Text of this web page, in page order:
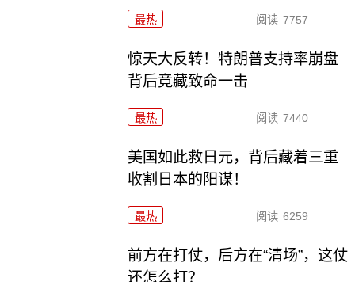
最热 阅读 7757
惊天大反转！特朗普支持率崩盘
背后竟藏致命一击
最热 阅读 7440
美国如此救日元，背后藏着三重
收割日本的阳谋！
最热 阅读 6259
前方在打仗，后方在“清场”，这仗
还怎么打？